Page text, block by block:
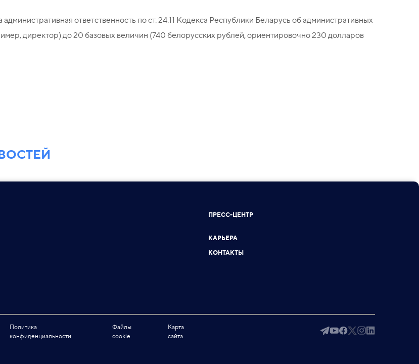
ответственность по ст. 24.11 Кодекса Республики Беларусь об административных
директор) до 20 базовых величин (740 белорусских рублей, ориентировочно 230 долларов
ПРЕСС-ЦЕНТР
КАРЬЕРА
КОНТАКТЫ
Политика
конфиденциальности
Файлы
cookie
Карта
сайта